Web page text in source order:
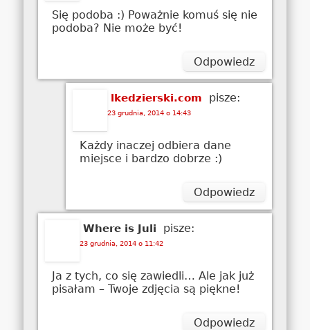
Się podoba :) Poważnie komuś się nie
podoba? Nie może być!
Odpowiedz
lkedzierski.com pisze:
23 grudnia, 2014 o 14:43
Każdy inaczej odbiera dane
miejsce i bardzo dobrze :)
Odpowiedz
Where is Juli pisze:
23 grudnia, 2014 o 11:42
Ja z tych, co się zawiedli… Ale jak już
pisałam – Twoje zdjęcia są piękne!
Odpowiedz